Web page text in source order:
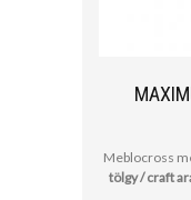
Meblocross
tölgy / craft